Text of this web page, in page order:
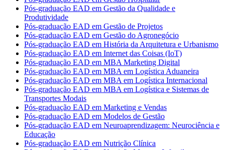
Pós-graduação EAD em Gestão da Qualidade e
Produtividade
Pós-graduação EAD em Gestão de Projetos
Pós-graduação EAD em Gestão do Agronegócio
Pós-graduação EAD em História da Arquitetura e Urbanismo
Pós-graduação EAD em Internet das Coisas (IoT)
Pós-graduação EAD em MBA Marketing Digital
Pós-graduação EAD em MBA em Logística Aduaneira
Pós-graduação EAD em MBA em Logística Internacional
Pós-graduação EAD em MBA em Logística e Sistemas de
Transportes Modais
Pós-graduação EAD em Marketing e Vendas
Pós-graduação EAD em Modelos de Gestão
Pós-graduação EAD em Neuroaprendizagem: Neurociência e
Educação
Pós-graduação EAD em Nutrição Clínica